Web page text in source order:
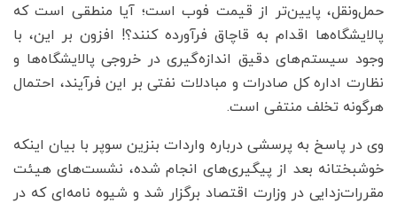
حمل‌ونقل، پایین‌تر از قیمت فوب است؛ آیا منطقی است که
پالایشگاه‌ها اقدام به قاچاق فرآورده کنند؟! افزون بر این، با
وجود سیستم‌های دقیق اندازه‌گیری در خروجی پالایشگاه‌ها و
نظارت اداره کل صادرات و مبادلات نفتی بر این فرآیند، احتمال
هرگونه تخلف منتفی است.
وی در پاسخ به پرسشی درباره واردات بنزین سوپر با بیان اینکه
خوشبختانه بعد از پیگیری‌های انجام شده، نشست‌های هیئت
مقررات‌زدایی در وزارت اقتصاد برگزار شد و شیوه نامه‌ای که در